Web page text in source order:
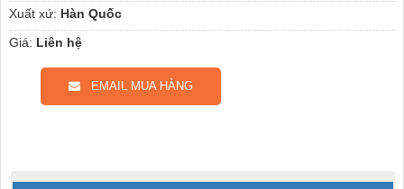
Xuất xứ: Hàn Quốc
Giá: Liên hệ
EMAIL MUA HÀNG